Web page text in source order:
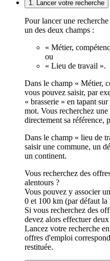
1. Lancer votre recherche
Pour lancer une
un des deux champs :
« Métier,
ou
« Lieu de travail ».
Dans le champ « Métier,
vous pouvez saisir, par
« brasserie » en tapant
mot. Vous recherchez
directement sa référence,
Dans le champ « lieu de
saisir une commune, un
un continent.
Vous recherchez des
alentours ?
Vous pouvez y associer
0 et 100 km (par défaut la
Si vous recherchez des
devez alors effectuer deux
Lancez votre recherche
offres d'emploi
restituée.